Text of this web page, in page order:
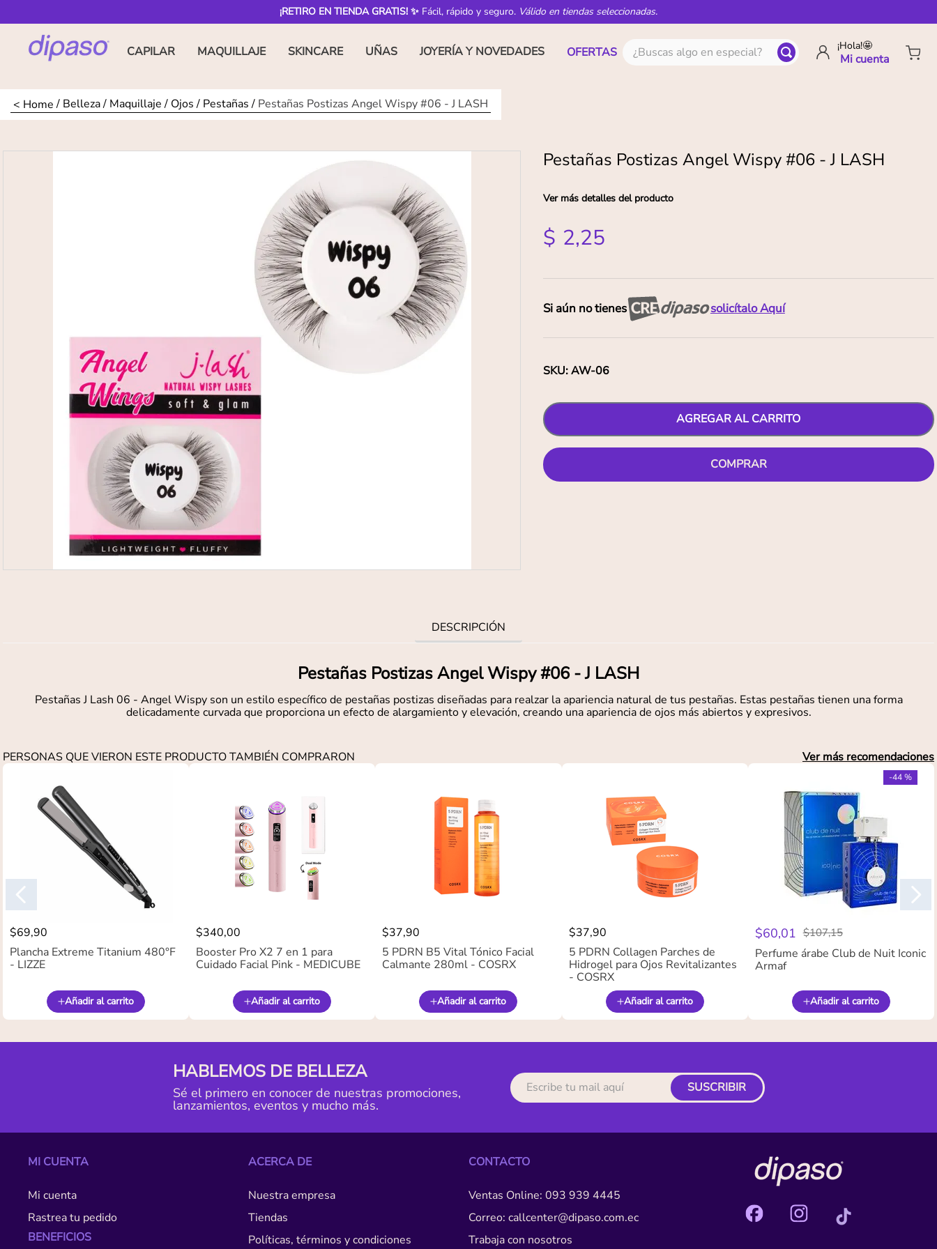
¡RETIRO EN TIENDA GRATIS! ✨ Fácil, rápido y seguro. Válido en tiendas seleccionadas.
CAPILAR MAQUILLAJE SKINCARE UÑAS JOYERÍA Y NOVEDADES OFERTAS ¿Buscas algo en especial? ¡Hola!🤩
Belleza Maquillaje Ojos Pestañas Pestañas Postizas Angel Wispy #06 - J LASH
Pestañas Postizas Angel Wispy #06 - J LASH
Ver más detalles del producto
$ 2,25
Si aún no tienes solicítalo Aquí
SKU:AW-06
AGREGAR AL CARRITO
COMPRAR
DESCRIPCIÓN
Pestañas Postizas Angel Wispy #06 - J LASH
Pestañas J Lash 06 - Angel Wispy son un estilo específico de pestañas postizas diseñadas para realzar la apariencia natural de tus pestañas. Estas pestañas tienen una forma
delicadamente curvada que proporciona un efecto de alargamiento y elevación, creando una apariencia de ojos más abiertos y expresivos.
PERSONAS QUE VIERON ESTE PRODUCTO TAMBIÉN COMPRARON Ver más recomendaciones
$69,90
Plancha Extreme Titanium 480°F
- LIZZE
Añadir al carrito
$340,00
Booster Pro X2 7 en 1 para
Cuidado Facial Pink - MEDICUBE
Añadir al carrito
$37,90
5 PDRN B5 Vital Tónico Facial
Calmante 280ml - COSRX
Añadir al carrito
$37,90
5 PDRN Collagen Parches de
Hidrogel para Ojos Revitalizantes
- COSRX
Añadir al carrito
-44 %
$60,01 $107,15
Perfume árabe Club de Nuit Iconic
Armaf
Añadir al carrito
HABLEMOS DE BELLEZA
Sé el primero en conocer de nuestras promociones,
lanzamientos, eventos y mucho más.
SUSCRIBIR
MI CUENTA
Mi cuenta
Rastrea tu pedido
BENEFICIOS
ACERCA DE
Nuestra empresa
Tiendas
Políticas, términos y condiciones
CONTACTO
Ventas Online: 093 939 4445
Correo: callcenter@dipaso.com.ec
Trabaja con nosotros